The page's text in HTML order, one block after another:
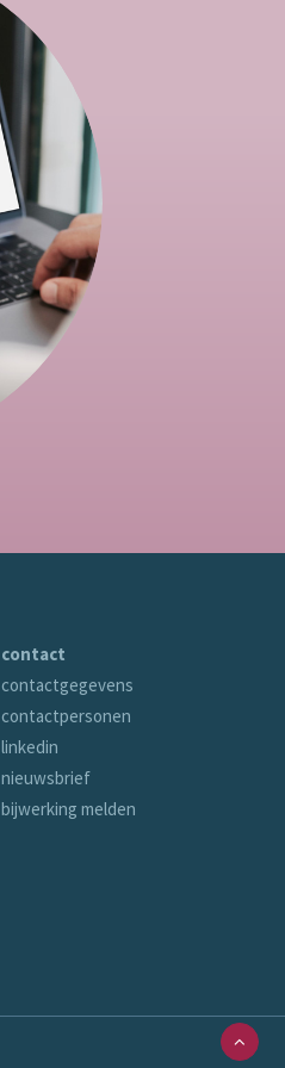
contact
contactgegevens
contactpersonen
linkedin
nieuwsbrief
bijwerking melden